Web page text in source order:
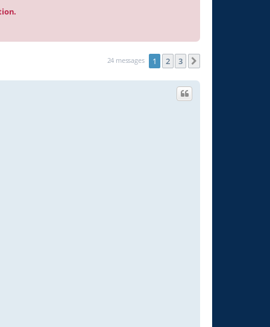
24 messages 1 2 3